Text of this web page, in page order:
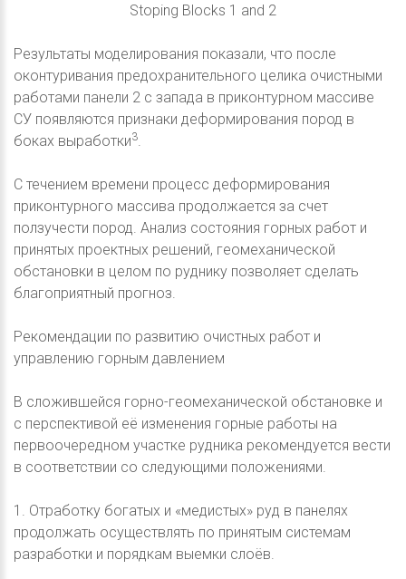
Stoping Blocks 1 and 2
Результаты моделирования показали, что после
оконтуривания предохранительного целика очистными
работами панели 2 с запада в приконтурном массиве
СУ появляются признаки деформирования пород в
боках выработки3
С течением времени процесс деформирования
приконтурного массива продолжается за счет
ползучести пород. Анализ состояния горных работ и
принятых проектных решений, геомеханической
обстановки в целом по руднику позволяет сделать
благоприятный прогноз.
Рекомендации по развитию очистных работ и
управлению горным давлением
В сложившейся горно-геомеханической обстановке и
с перспективой её изменения горные работы на
первоочередном участке рудника рекомендуется вести
в соответствии со следующими положениями.
1. Отработку богатых и «медистых» руд в панелях
продолжать осуществлять по принятым системам
разработки и порядкам выемки слоёв.